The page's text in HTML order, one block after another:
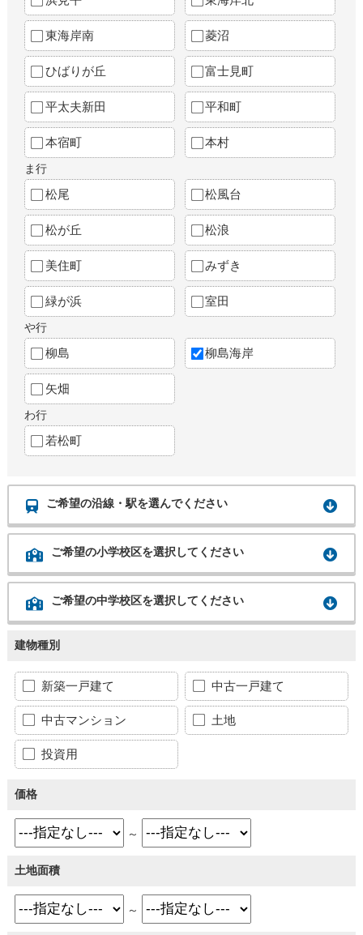
東海岸南 菱沼
ひばりが丘 富士見町
平太夫新田 平和町
本宿町 本村
ま行
松尾 松風台
松が丘 松浪
美住町 みずき
緑が浜 室田
や行
柳島 柳島海岸
矢畑
わ行
若松町
ご希望の沿線・駅を選んでください
ご希望の小学校区を選択してください
ご希望の中学校区を選択してください
建物種別
新築一戸建て 中古一戸建て
中古マンション 土地
投資用
価格
～
土地面積
～